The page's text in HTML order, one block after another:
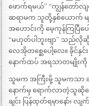
ဖောက်ရမယ်” “ကျွန်တော်လ
ဆရာမက သူတို့နှစ်ယောက် မ
အဟောင်းကို မေ့ကုန်ကြပြီပ
“မဟုတ်ပါဘူးဗျာ” သည်လို
လေအိုတစ္ဆေပေါ့လေ။ ခိုင်နှ
နောက်ထပ် အရသာတမျိုးကို
သူမက အကြီးမို့ သူမကသာ ဆုံ
နောက်မှ ရောက်လာတဲ့သူဆိုတ
ချင်း ပြန်ထုတ်ရမှာနော်၊